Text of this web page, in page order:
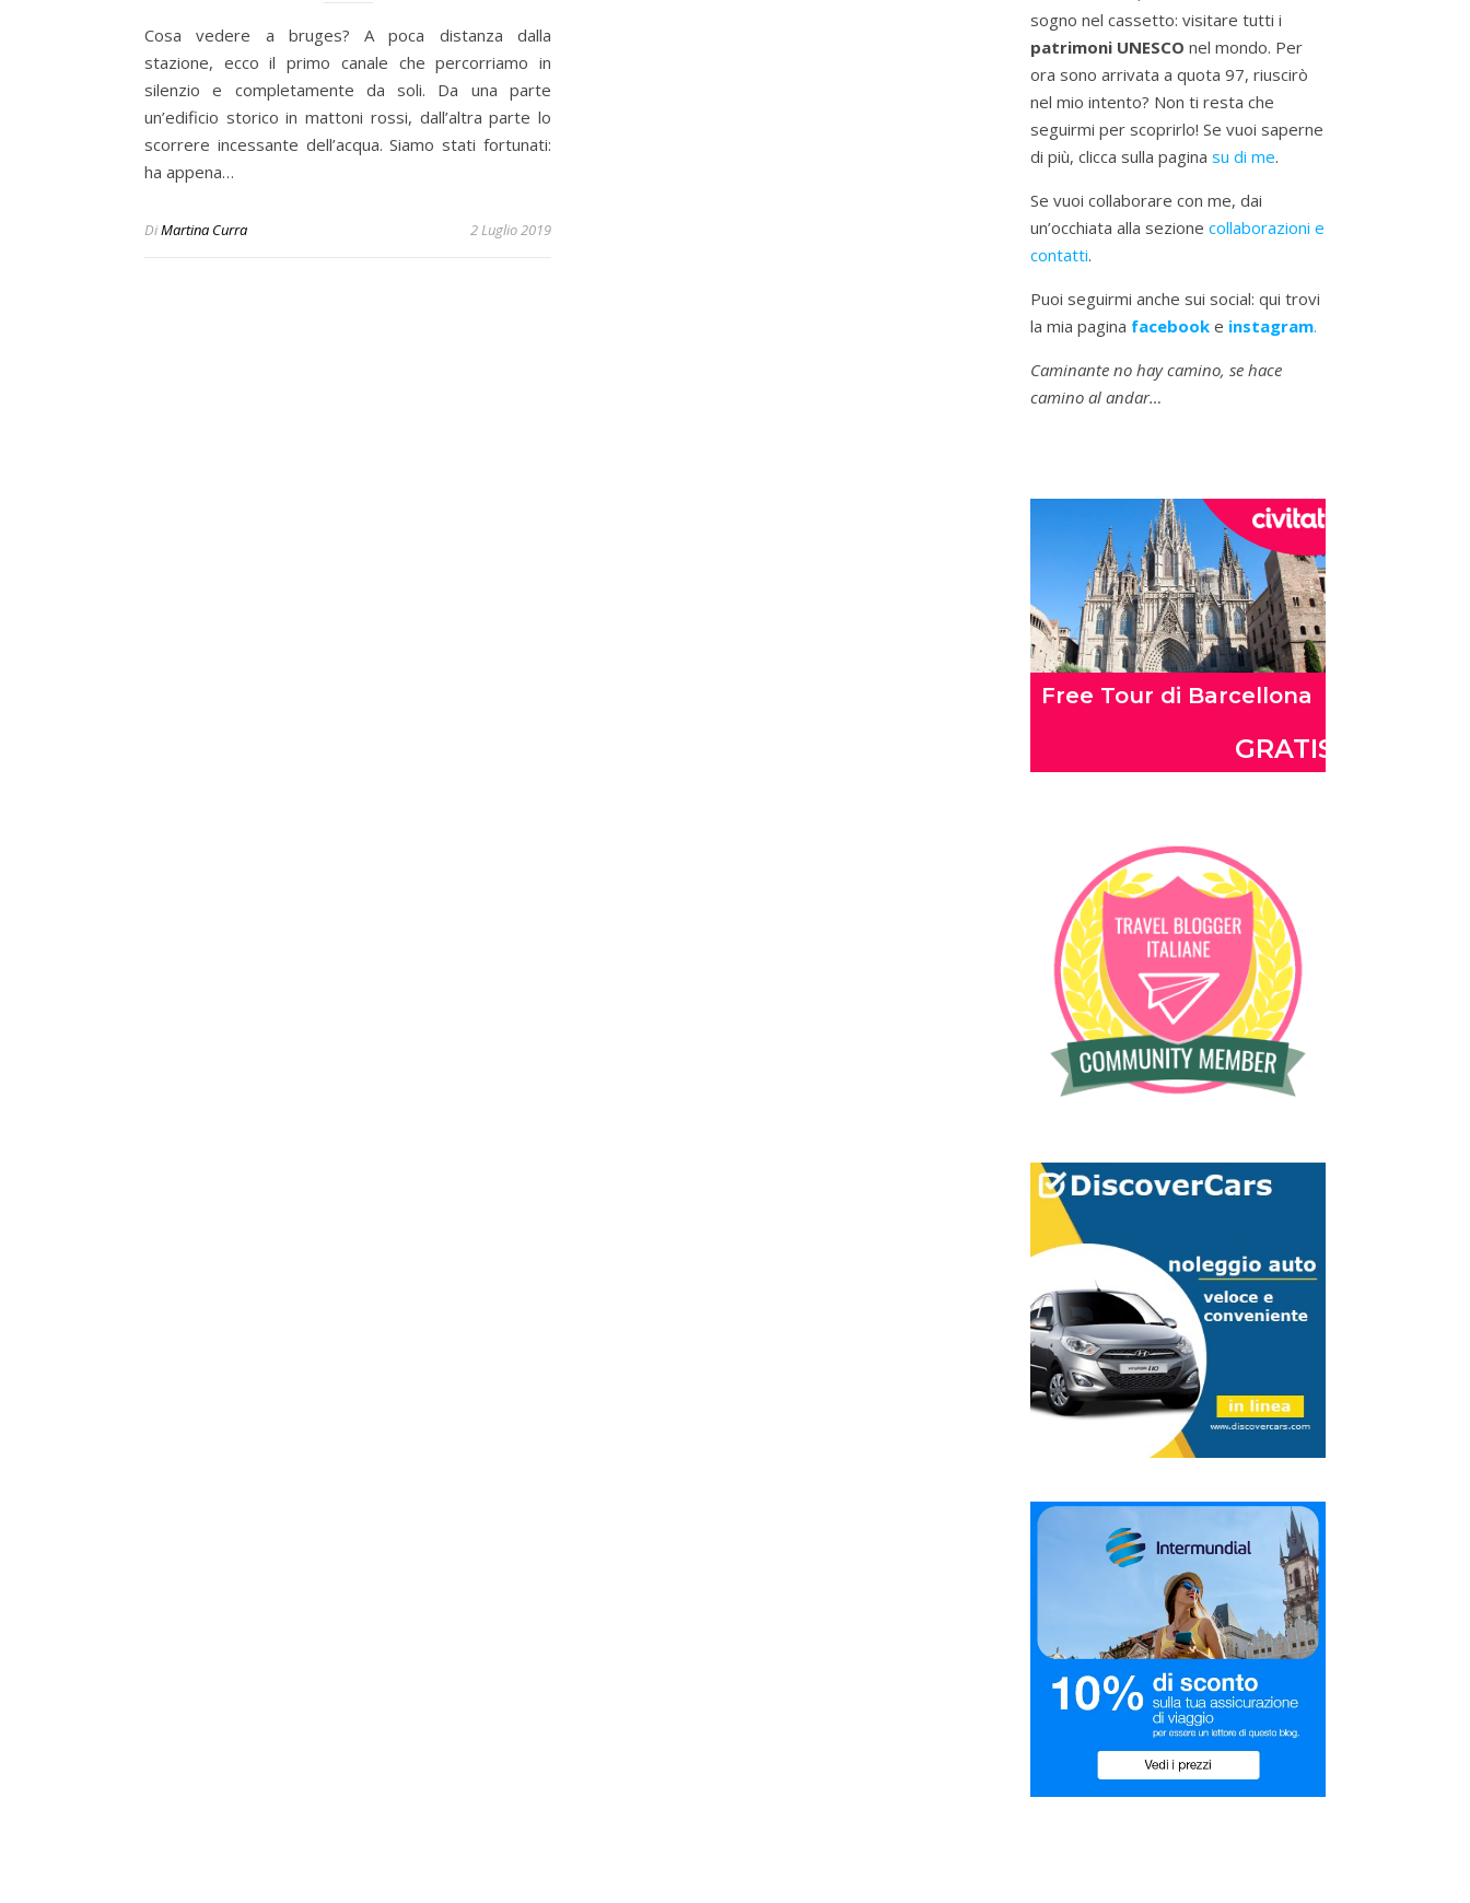
Cosa vedere a bruges? A poca distanza dalla
stazione, ecco il primo canale che percorriamo in
silenzio e completamente da soli. Da una parte
un’edificio storico in mattoni rossi, dall’altra parte lo
scorrere incessante dell’acqua. Siamo stati fortunati:
ha appena…
DiMartina Curra 2 Luglio 2019
sogno nel cassetto: visitare tutti i
patrimoni UNESCO nel mondo. Per
ora sono arrivata a quota 97, riuscirò
nel mio intento? Non ti resta che
seguirmi per scoprirlo! Se vuoi saperne
di più, clicca sulla pagina su di me.
Se vuoi collaborare con me, dai
un’occhiata alla sezione collaborazioni e
contatti.
Puoi seguirmi anche sui social: qui trovi
la mia pagina facebook e instagram.
Caminante no hay camino, se hace
camino al andar…